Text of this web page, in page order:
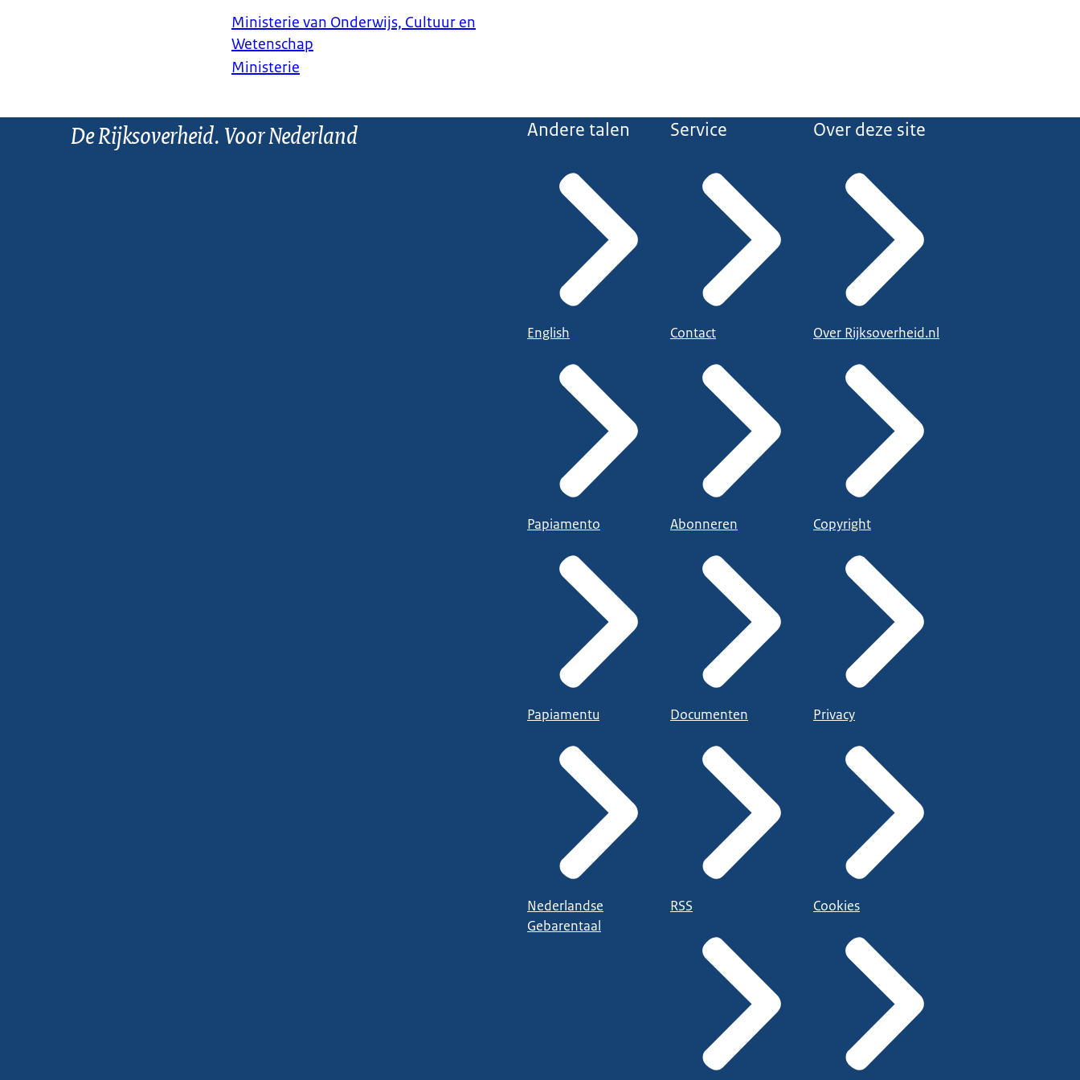
Ministerie van Onderwijs, Cultuur en
Wetenschap
Ministerie
De Rijksoverheid. Voor Nederland Andere talen
English
Papiamento
Papiamentu
Nederlandse
Gebarentaal
Service
Contact
Abonneren
Documenten
RSS
Over deze site
Over Rijksoverheid.nl
Copyright
Privacy
Cookies